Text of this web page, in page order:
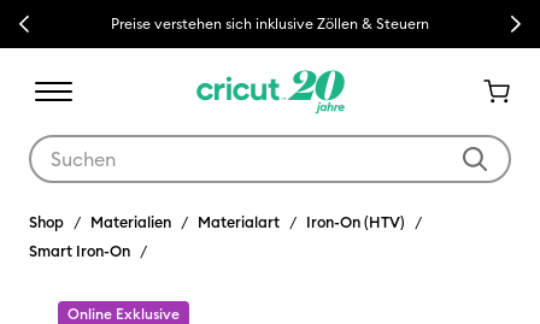
Previous Preise verstehen sich inklusive Zöllen & Steuern Next
Shop Materialien Materialart
Iron-On (HTV)
Smart Iron-On
Online Exklusive